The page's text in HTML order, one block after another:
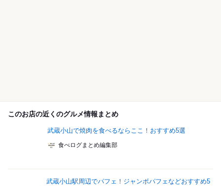
このお店の近くのグルメ情報まとめ
武蔵小山で焼肉を食べるならここ！おすすめ5選
食べログまとめ編集部
武蔵小山駅周辺でパフェ！ジャンボパフェなどおすすめ5